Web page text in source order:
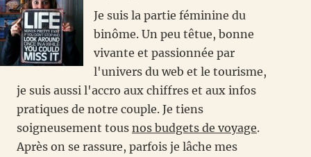
Je suis la partie féminine du
binôme. Un peu têtue, bonne
vivante et passionnée par
l'univers du web et le tourisme,
je suis aussi l'accro aux chiffres et aux infos
pratiques de notre couple. Je tiens
soigneusement tous nos budgets de voyage.
Après on se rassure, parfois je lâche mes